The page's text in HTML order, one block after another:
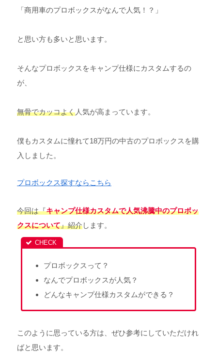
「商用車のプロボックスがなんで人気！？」
と思い方も多いと思います。
そんなプロボックスをキャンプ仕様にカスタムするの
が、
無骨でカッコよく人気が高まっています。
僕もカスタムに憧れて18万円の中古のプロボックスを購
入しました。
プロボックス探すならこちら
今回は『キャンプ仕様カスタムで人気沸騰中のプロボッ
クスについて』紹介します。
プロボックスって？
なんでプロボックスが人気？
どんなキャンプ仕様カスタムができる？
このように思っている方は、ぜひ参考にしていただけれ
ばと思います。